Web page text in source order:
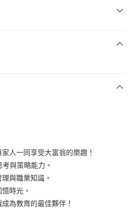
大哥大用戶可立即使用無須另外申請。
，訂單成立後會自動跳轉到大哥付的交易
分期的期數、繳款截止日，確認付款後即完
金額請依後續交易確認頁面所載為準。
確認交易或遇審核未通過，訂單將自動取
況，表示未達大哥付你分期系統評分，恕無
卡、不需儲值。
認證，即可結帳。
，再付款。
人一同享受大富翁的樂趣！
與策略能力。
與職業知識。
時光。
為教育的最佳夥伴！